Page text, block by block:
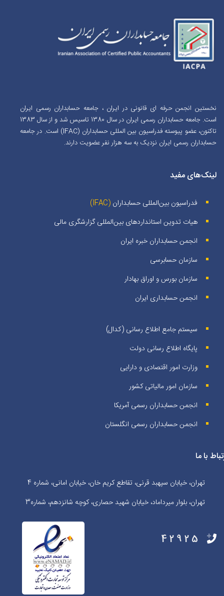
نخستین انجمن حرفه ای قانونی در ایران ، جامعه حسابداران رسمی ایران
است. جامعه حسابداران رسمی ایران در سال 1380 تاسیس شد و از سال 1383
تاکنون، عضو پیوسته فدراسیون بین المللی حسابداران (IFAC) است. در جامعه
حسابداران رسمی ایران نزدیک به سه هزار نفر عضویت دارند.
لینک‌های مفید
فدراسیون بین‌المللی حسابداران (IFAC)
هیات تدوین استانداردهای بین‌المللی گزارشگری مالی
انجمن حسابداران خبره ايران
سازمان حسابرسی
سازمان بورس و اوراق بهادار
انجمن حسابداری ایران
سیستم جامع اطلاع رسانی (کدال)
پایگاه اطلاع رسانی دولت
وزارت امور اقتصادی و دارایی
سازمان امور مالیاتی کشور
انجمن حسابداران رسمی آمریکا
انجمن حسابداران رسمی انگلستان
با ما
تهران، خیابان سپهبد قرنی، تقاطع کریم خان، خیابان امانی، شماره 4
تهران، بلوار میرداماد، خیابان شهید حصاری، کوچه شانزدهم، شماره3
42925